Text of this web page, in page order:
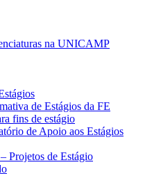
na UNICAMP
de Estágios da FE
fins de estágio
de Apoio aos Estágios
Projetos de Estágio